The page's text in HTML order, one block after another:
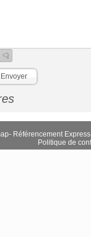
- Référencement Express
Politique de